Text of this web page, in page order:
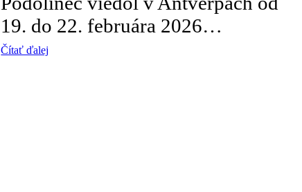
19. do 22. februára 2026…
Čítať ďalej